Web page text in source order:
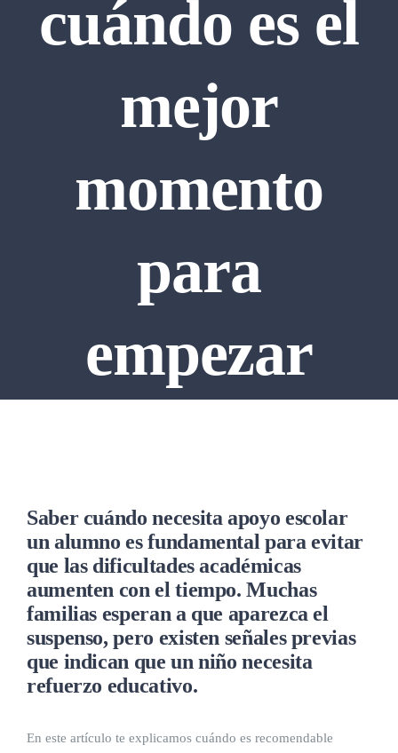
cuándo es el
mejor
momento
para
empezar
Saber cuándo necesita apoyo escolar
un alumno es fundamental para evitar
que las dificultades académicas
aumenten con el tiempo. Muchas
familias esperan a que aparezca el
suspenso, pero existen señales previas
que indican que un niño necesita
refuerzo educativo.
En este artículo te explicamos cuándo es recomendable